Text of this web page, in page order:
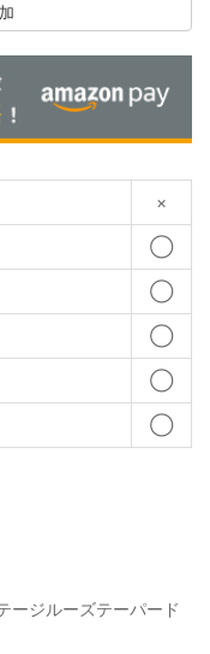
×
◯
◯
◯
◯
◯
ージルーズテーパード